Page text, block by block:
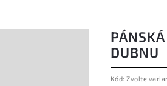
DUBNU
Kód: Zvolte